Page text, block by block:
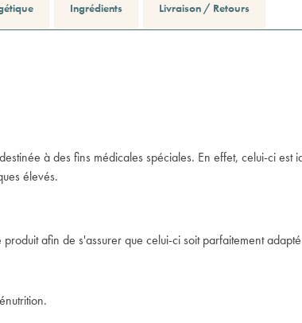
Ingrédients Livraison / Retours
à des fins médicales spéciales. En effet, celui-ci est
élevés.
afin de s'assurer que celui-ci soit parfaitement